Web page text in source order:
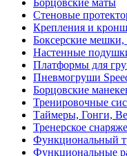
Борцовские маты
Стеновые
Крепления и
Боксерские
Настенные
Платформы для
Пневмогруши
Борцовские
Тренировочные
Таймеры, Гонги,
Тренерское
Функциональный
Функциональные